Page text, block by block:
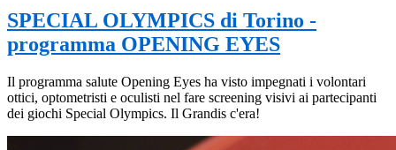
SPECIAL OLYMPICS di Torino -
programma OPENING EYES
Il programma salute Opening Eyes ha visto impegnati i volontari
ottici, optometristi e oculisti nel fare screening visivi ai partecipanti
dei giochi Special Olympics. Il Grandis c'era!